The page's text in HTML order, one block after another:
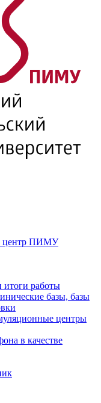
центр ПИМУ
итоги работы
базы, базы
центры
в качестве